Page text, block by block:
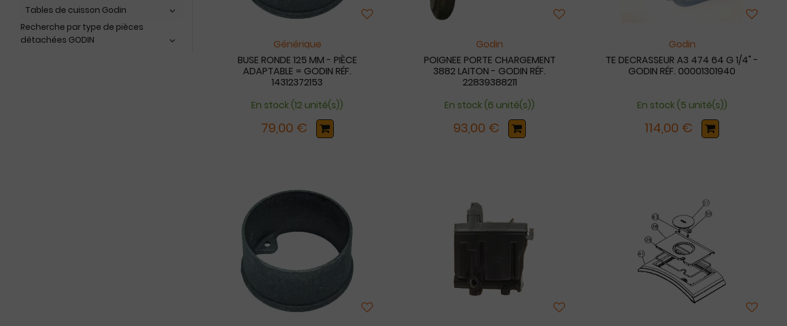
Tables de cuisson Godin
Recherche par type de pièces
détachées GODIN
Générique
BUSE RONDE 125 MM - PIÈCE
ADAPTABLE = GODIN RÉF.
14312372153
En stock (12 unité(s))
79,00 €
Godin
POIGNEE PORTE CHARGEMENT
3882 LAITON - GODIN RÉF.
22839388211
En stock (6 unité(s))
93,00 €
Godin
TE DECRASSEUR A3 474 64 G 1/4" -
GODIN RÉF. 00001301940
En stock (5 unité(s))
114,00 €